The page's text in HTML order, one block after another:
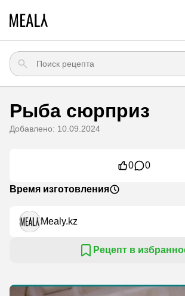
Рыба сюрприз
Добавлено: 10.09.2024
0 0
Время изготовления
Mealy.kz
Рецепт в